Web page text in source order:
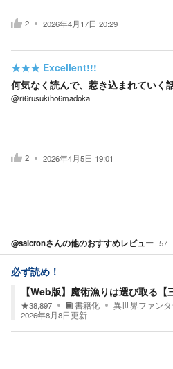
2 2026年4月17日 20:29
★★★ Excellent!!!
何気なく読んで、惹き込まれていく
@ri6rusukiho6madoka
2 2026年4月5日 19:01
@saicronさんの他のおすすめレビュー 57
必ず読め！
【Web版】魔術漁りは選び取る【
★38,897 書籍化 異世界ファン
2026年8月8日更新